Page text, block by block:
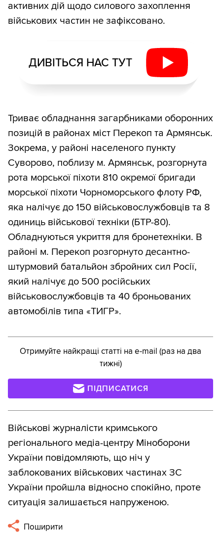
активних дій щодо силового захоплення
військових частин не зафіксовано.
ДИВІТЬСЯ НАС ТУТ
Триває обладнання загарбниками оборонних
позицій в районах міст Перекоп та Армянськ.
Зокрема, у районі населеного пункту
Суворово, поблизу м. Армянськ, розгорнута
рота морської піхоти 810 окремої бригади
морської піхоти Чорноморського флоту РФ,
яка налічує до 150 військовослужбовців та 8
одиниць військової техніки (БТР-80).
Обладнуються укриття для бронетехніки. В
районі м. Перекоп розгорнуто десантно-
штурмовий батальйон збройних сил Росії,
який налічує до 500 російських
військовослужбовців та 40 броньованих
автомобілів типа «ТИГР».
Отримуйте найкращі статті на e-mail (раз на два
тижні)
ПІДПИСАТИСЯ
Військові журналісти кримського
регіонального медіа-центру Міноборони
України повідомляють, що ніч у
заблокованих військових частинах ЗС
України пройшла відносно спокійно, проте
ситуація залишається напруженою.
Поширити